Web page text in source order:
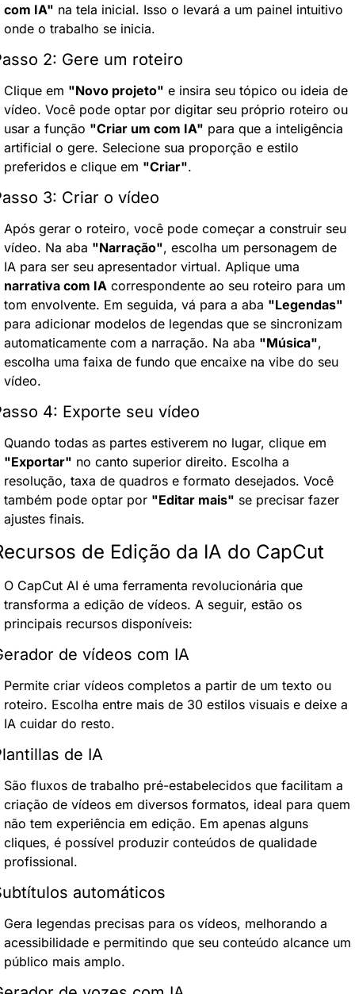
com IA" na tela inicial. Isso o levará a um painel intuitivo
onde o trabalho se inicia.
2: Gere um roteiro
Clique em "Novo projeto" e insira seu tópico ou ideia de
vídeo. Você pode optar por digitar seu próprio roteiro ou
usar a função "Criar um com IA" para que a inteligência
artificial o gere. Selecione sua proporção e estilo
preferidos e clique em "Criar".
3: Criar o vídeo
Após gerar o roteiro, você pode começar a construir seu
vídeo. Na aba "Narração", escolha um personagem de
narrativa com IA correspondente ao seu roteiro para um
tom envolvente. Em seguida, vá para a aba "Legendas"
para adicionar modelos de legendas que se sincronizam
automaticamente com a narração. Na aba "Música",
escolha uma faixa de fundo que encaixe na vibe do seu
vídeo.
4: Exporte seu vídeo
"Exportar" no canto superior direito. Escolha a
resolução, taxa de quadros e formato desejados. Você
também pode optar por "Editar mais" se precisar fazer
ajustes finais.
de Edição da IA do CapCut
O CapCut AI é uma ferramenta revolucionária que
transforma a edição de vídeos. A seguir, estão os
principais recursos disponíveis:
de vídeos com IA
Permite criar vídeos completos a partir de um texto ou
roteiro. Escolha entre mais de 30 estilos visuais e deixe a
IA cuidar do resto.
de IA
São fluxos de trabalho pré-estabelecidos que facilitam a
criação de vídeos em diversos formatos, ideal para quem
não tem experiência em edição. Em apenas alguns
cliques, é possível produzir conteúdos de qualidade
profissional.
automáticos
Gera legendas precisas para os vídeos, melhorando a
acessibilidade e permitindo que seu conteúdo alcance um
público mais amplo.